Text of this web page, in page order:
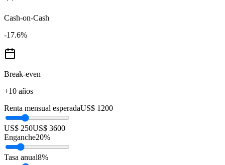
Cash-on-Cash
-17.6%
Break-even
+10 años
Renta mensual esperadaUS$ 1200
US$ 250US$ 3600
Enganche20%
Tasa anual8%